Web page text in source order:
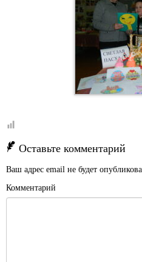
Оставьте комментарий
Ваш адрес email не будет
Комментарий